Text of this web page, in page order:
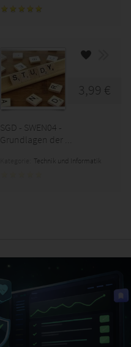
3,99 €
SGD - SWEN04 -
Grundlagen der ...
Technik und Informatik